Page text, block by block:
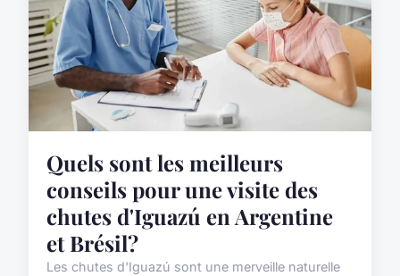
Quels sont les meilleurs
conseils pour une visite des
chutes d'Iguazú en Argentine
et Brésil?
Les chutes d'Iguazú sont une merveille naturelle